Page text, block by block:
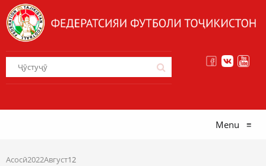
Menu ≡
Асосӣ2022Август12